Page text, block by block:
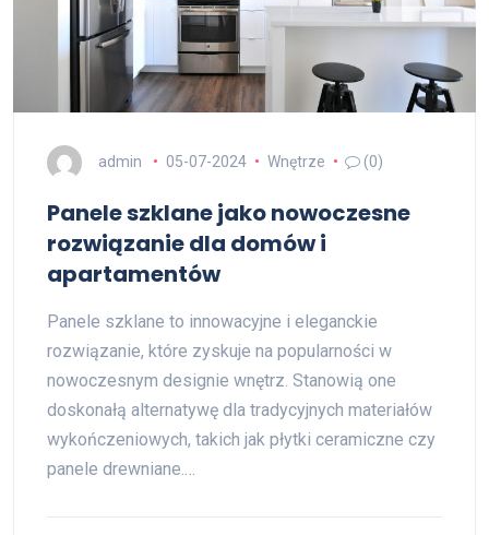
admin 05-07-2024 Wnętrze (0)
Panele szklane jako nowoczesne
rozwiązanie dla domów i
apartamentów
Panele szklane to innowacyjne i eleganckie
rozwiązanie, które zyskuje na popularności w
nowoczesnym designie wnętrz. Stanowią one
doskonałą alternatywę dla tradycyjnych materiałów
wykończeniowych, takich jak płytki ceramiczne czy
panele drewniane.…